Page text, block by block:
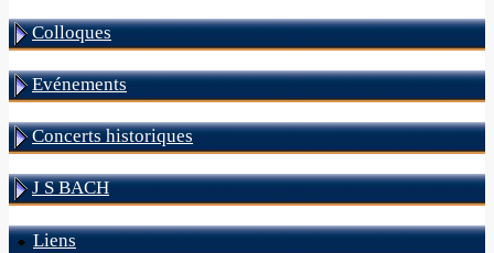
Colloques
Evénements
Concerts historiques
J S BACH
Liens